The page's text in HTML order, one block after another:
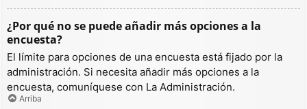
¿Por qué no se puede añadir más opciones a la
encuesta?
El límite para opciones de una encuesta está fijado por la
administración. Si necesita añadir más opciones a la
encuesta, comuníquese con La Administración.
Arriba